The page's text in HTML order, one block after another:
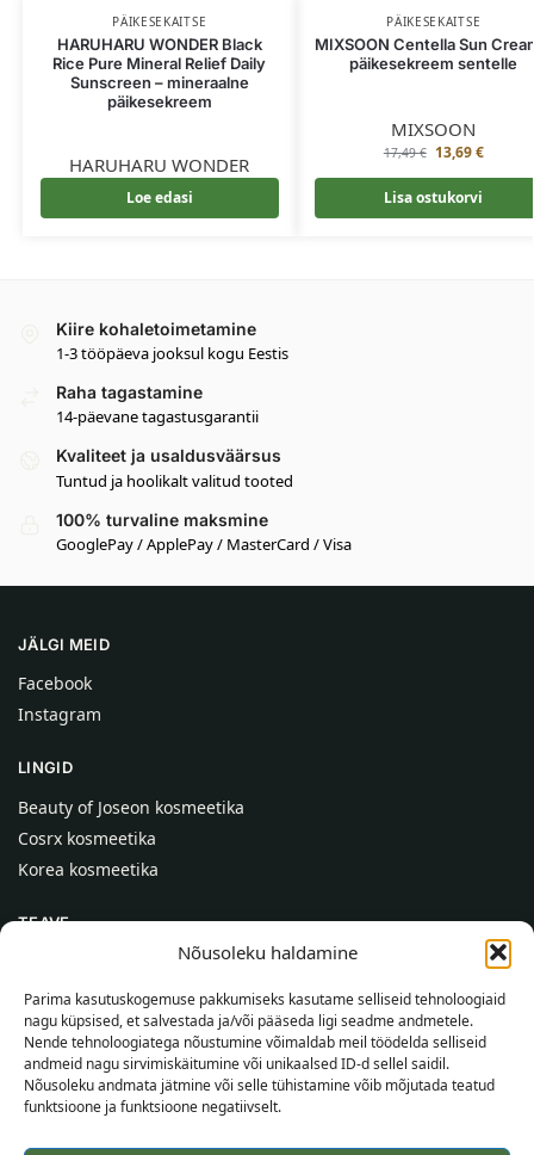
Nõusoleku haldamine
Parima kasutuskogemuse pakkumiseks kasutame selliseid tehnoloogiaid
nagu küpsised, et salvestada ja/või pääseda ligi seadme andmetele.
Nende tehnoloogiatega nõustumine võimaldab meil töödelda selliseid
andmeid nagu sirvimiskäitumine või unikaalsed ID-d sellel saidil.
Nõusoleku andmata jätmine või selle tühistamine võib mõjutada teatud
funktsioone ja funktsioone negatiivselt.
PÄIKESEKAITSE
HARUHARU WONDER Black
Rice Pure Mineral Relief Daily
Sunscreen – mineraalne
päikesekreem
HARUHARU WONDER
Loe edasi
PÄIKESEKAITSE
MIXSOON Centella Sun
päikesekreem sentelle
MIXSOON
17,49€ 13,69€
Lisa ostukorvi
Kiire kohaletoimetamine
1-3 tööpäeva jooksul kogu Eestis
Raha tagastamine
14-päevane tagastusgarantii
Kvaliteet ja usaldusväärsus
Tuntud ja hoolikalt valitud tooted
100% turvaline maksmine
GooglePay / ApplePay / MasterCard / Visa
JÄLGI MEID
Facebook
Instagram
LINGID
Beauty of Joseon kosmeetika
Cosrx kosmeetika
Korea kosmeetika
TEAVE
Kontaktid
Abi
TEAVE OSTJALE
Tarnetingimused
Tingimused